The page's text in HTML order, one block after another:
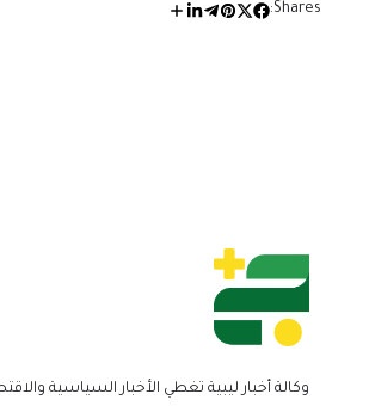
Shares:
وكالة أخبار ليبية تغطي الأخبار السياسية